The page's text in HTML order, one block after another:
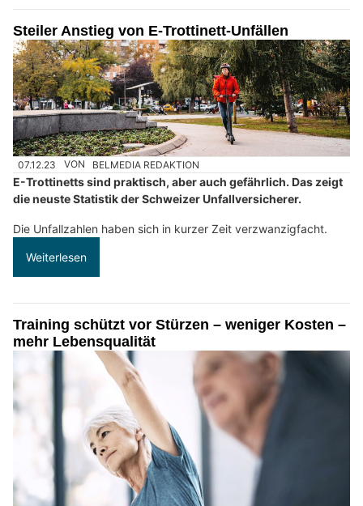
Steiler Anstieg von E-Trottinett-Unfällen
07.12.23 VON BELMEDIA REDAKTION
E-Trottinetts sind praktisch, aber auch gefährlich. Das zeigt
die neuste Statistik der Schweizer Unfallversicherer.
Die Unfallzahlen haben sich in kurzer Zeit verzwanzigfacht.
Weiterlesen
Training schützt vor Stürzen – weniger Kosten –
mehr Lebensqualität